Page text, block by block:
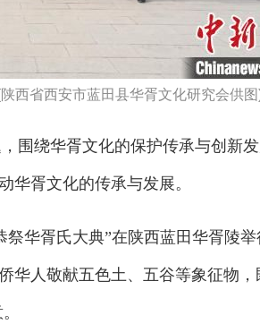
西省西安市蓝田县华胥文化研究会供图
绕华胥文化的保护传承与创新
华胥文化的传承与发展。
华胥氏大典”在陕西蓝田华胥陵举
华人敬献五色土、五谷等象征物，